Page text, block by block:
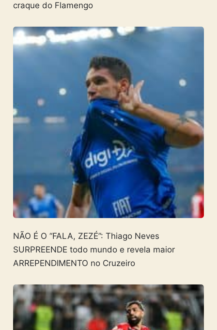
craque do Flamengo
NÃO É O “FALA, ZEZÉ”: Thiago Neves
SURPREENDE todo mundo e revela maior
ARREPENDIMENTO no Cruzeiro